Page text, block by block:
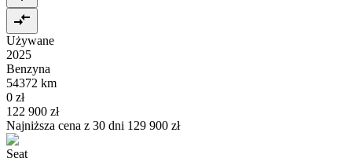
Używane
2025
Benzyna
54372 km
0 zł
122 900 zł
Najniższa cena z 30 dni 129 900 zł
Seat